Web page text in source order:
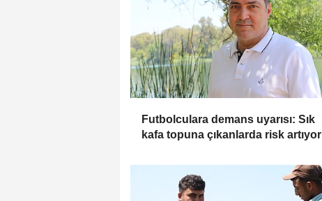
Futbolculara demans uyarısı: Sık
kafa topuna çıkanlarda risk artıyor